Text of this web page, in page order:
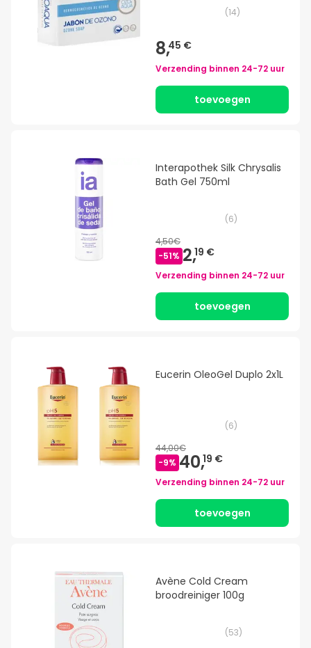
(14)
8,45 €
Verzending binnen 24-72 uur
toevoegen
Interapothek Silk Chrysalis
Bath Gel 750ml
(6)
4,50€
-51% 2,19 €
Verzending binnen 24-72 uur
toevoegen
Eucerin OleoGel Duplo 2x1L
(6)
44,00€
-9% 40,19 €
Verzending binnen 24-72 uur
toevoegen
Avène Cold Cream
broodreiniger 100g
(53)